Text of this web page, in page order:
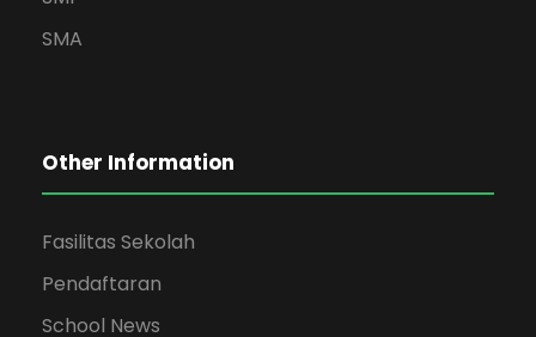
SMA
Other Information
Fasilitas Sekolah
Pendaftaran
School News